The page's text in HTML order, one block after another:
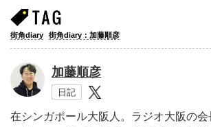
街角diary 街角diary：加藤順彦
加藤順彦
日記
在シンガポール大阪人。ラジオ大阪の